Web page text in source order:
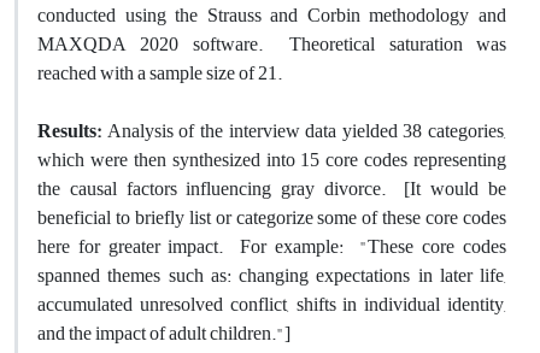
conducted using the Strauss and Corbin methodology and
MAXQDA 2020 software. Theoretical saturation was
reached with a sample size of 21.
Results:Analysis of the interview data yielded 38 categories,
which were then synthesized into 15 core codes representing
the causal factors influencing gray divorce. [It would be
beneficial to briefly list or categorize some of these core codes
here for greater impact. For example: "These core codes
spanned themes such as: changing expectations in later life,
accumulated unresolved conflict, shifts in individual identity,
and the impact of adult children."]